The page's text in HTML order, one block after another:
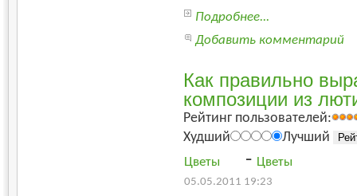
Подробнее...
Добавить комментарий
Как правильно
композиции из
Рейтинг пользователей:
Худший
Лучший
Цветы - Цветы
05.05.2011 19:23